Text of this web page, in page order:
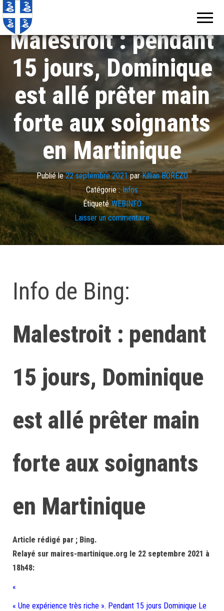
Malestroit : pendant
15 jours, Dominique
est allé prêter main
forte aux soignants
en Martinique
Publié le22 septembre 2021parKillian BOREZO
Catégorie : Infos
Étiqueté WEBINFO
Laisser un commentaire
Info de Bing:
Malestroit : pendant
15 jours, Dominique
est allé prêter main
forte aux soignants
en Martinique
Article rédigé par ; Bing.
Relayé sur maires-martinique.org le 22 septembre 2021 à
18h48:
«
« Une expérience très riche ». Pendant 15 jours Dominique Le